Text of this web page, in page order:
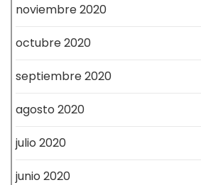
noviembre 2020
octubre 2020
septiembre 2020
agosto 2020
julio 2020
junio 2020